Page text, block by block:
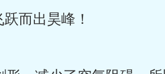
而出昊峰！